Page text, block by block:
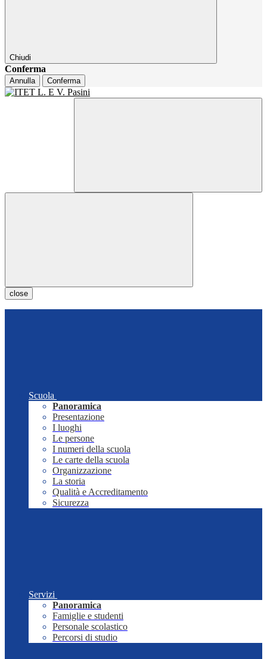
Chiudi
Conferma
Annulla Conferma
close
Scuola
Panoramica
Presentazione
I luoghi
Le persone
I numeri della scuola
Le carte della scuola
Organizzazione
La storia
Qualità e Accreditamento
Sicurezza
Servizi
Panoramica
Famiglie e studenti
Personale scolastico
Percorsi di studio